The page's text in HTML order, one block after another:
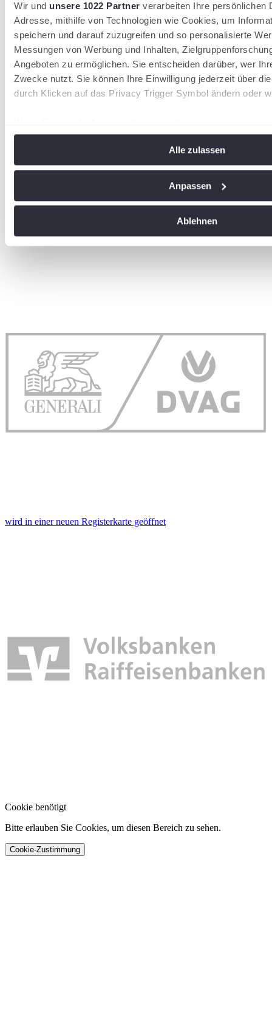
Wir und unsere 1022 Partner verarbeiten Ihre persönlichen
Adresse, mithilfe von Technologien wie Cookies, um
speichern und darauf zuzugreifen und so personalisierte
Messungen von Werbung und Inhalten,
Angeboten zu ermöglichen. Sie entscheiden darüber, wer
Zwecke nutzt. Sie können Ihre Einwilligung jederzeit über
durch Klicken auf das Privacy Trigger Symbol ändern oder
Ihr Gerät durch aktives Scannen nach bestimmten
Erfahren Sie mehr darüber, wie Ihre persönlichen Daten
gesammelt haben. DieCookie-Einstellungenkönnen
Footer aufgerufen und angepasst werden.
Alle zulassen
Anpassen
Ablehnen
wird in einer neuen Registerkarte geöffnet
Cookie benötigt
Bitte erlauben Sie Cookies, um diesen Bereich zu sehen.
Cookie-Zustimmung